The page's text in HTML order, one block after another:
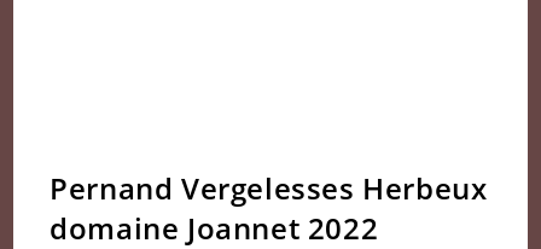
Pernand Vergelesses Herbeux
domaine Joannet 2022